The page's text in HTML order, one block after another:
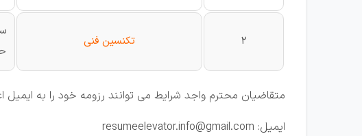
2 تكنسین فنی
متقاضیان محترم واجد شرایط می توانند رزومه خود را به
ایمیل: resumeelevator.info@gmail.com